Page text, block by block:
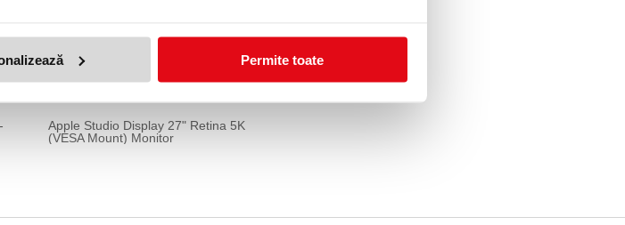
Permite toate
Apple Studio Display 27" Retina 5K
(VESA Mount) Monitor